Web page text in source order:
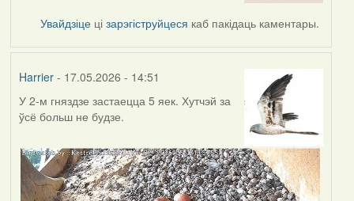
Увайдзіце цізарэгіструйцеся каб пакідаць каментары.
Harrier- 17.05.2026 - 14:51
У 2-м гняздзе застаецца 5 яек. Хутчэй за
ўсё больш не будзе.